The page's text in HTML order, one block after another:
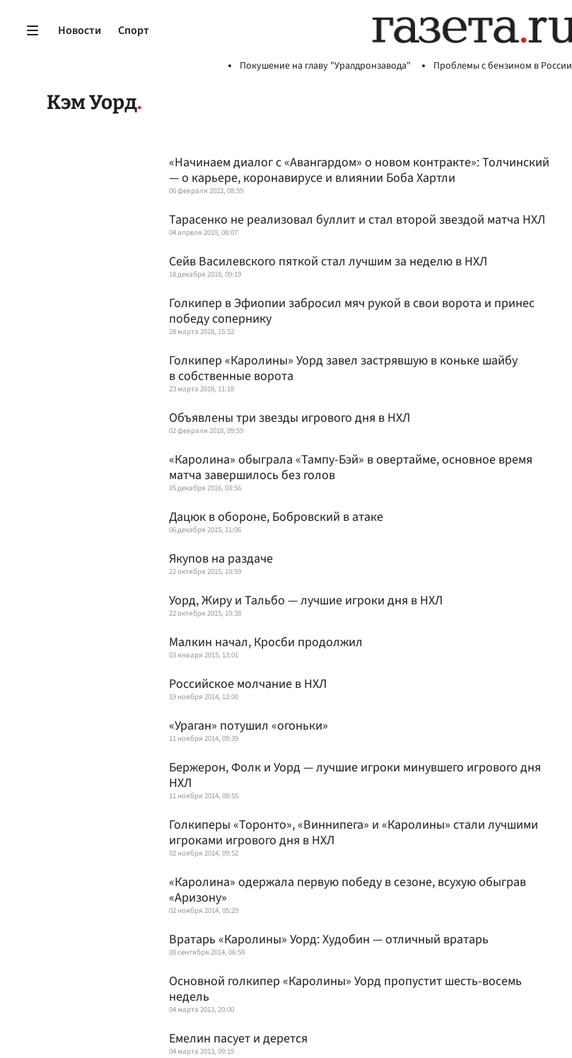
Новости Спорт
Покушение на главу "Уралдронзавода" Проблемы с бензином в России
Кэм Уорд
«Начинаем диалог с «Авангардом» о новом контракте»: Толчинский
— о карьере, коронавирусе и влиянии Боба Хартли
06 февраля 2022, 08:59
Тарасенко не реализовал буллит и стал второй звездой матча НХЛ
04 апреля 2019, 08:07
Сейв Василевского пяткой стал лучшим за неделю в НХЛ
18 декабря 2018, 09:19
Голкипер в Эфиопии забросил мяч рукой в свои ворота и принес
победу сопернику
28 марта 2018, 15:52
Голкипер «Каролины» Уорд завел застрявшую в коньке шайбу
в собственные ворота
23 марта 2018, 11:18
Объявлены три звезды игрового дня в НХЛ
02 февраля 2018, 09:59
«Каролина» обыграла «Тампу-Бэй» в овертайме, основное время
матча завершилось без голов
05 декабря 2016, 03:56
Дацюк в обороне, Бобровский в атаке
06 декабря 2015, 11:06
Якупов на раздаче
22 октября 2015, 10:59
Уорд, Жиру и Тальбо — лучшие игроки дня в НХЛ
22 октября 2015, 10:38
Малкин начал, Кросби продолжил
03 января 2015, 13:01
Российское молчание в НХЛ
19 ноября 2014, 12:00
«Ураган» потушил «огоньки»
11 ноября 2014, 09:39
Бержерон, Фолк и Уорд — лучшие игроки минувшего игрового дня
НХЛ
11 ноября 2014, 08:55
Голкиперы «Торонто», «Виннипега» и «Каролины» стали лучшими
игроками игрового дня в НХЛ
02 ноября 2014, 09:52
«Каролина» одержала первую победу в сезоне, всухую обыграв
«Аризону»
02 ноября 2014, 05:29
Вратарь «Каролины» Уорд: Худобин — отличный вратарь
08 сентября 2014, 06:59
Основной голкипер «Каролины» Уорд пропустит шесть-восемь
недель
04 марта 2013, 20:00
Емелин пасует и дерется
04 марта 2013, 09:19